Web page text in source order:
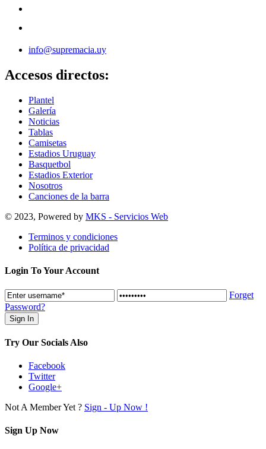
info@supremacia.uy
Accesos directos:
Plantel
Galería
Noticias
Tablas
Camisetas
Estadios Uruguay
Basquetbol
Estadios Exterior
Nosotros
Canciones de la barra
© 2023, Powered by MKS - Servicios Web
Terminos y condiciones
Política de privacidad
Login To Your Account
Forget
Password?
Try Our Socials Also
Facebook
Twitter
Google+
Not A Member Yet ? Sign - Up Now !
Sign Up Now